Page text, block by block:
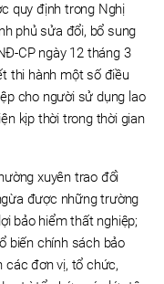
quy định trong Nghị
phủ sửa đổi, bổ sung
CP ngày 12 tháng 3
thi hành một số điều
cho người sử dụng lao
kịp thời trong thời gian
xuyên trao đổi
được những trường
bảo hiểm thất nghiệp;
biến chính sách bảo
các đơn vị, tổ chức,